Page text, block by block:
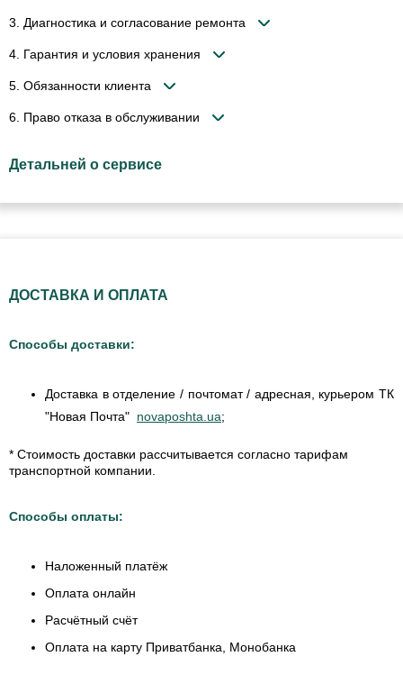
3. Диагностика и согласование ремонта
4. Гарантия и условия хранения
5. Обязанности клиента
6. Право отказа в обслуживании
Детальней о сервисе
ДОСТАВКА И ОПЛАТА
Способы доставки:
Доставка в отделение / почтомат / адресная, курьером ТК
"Новая Почта" novaposhta.ua;
* Стоимость доставки рассчитывается согласно тарифам
транспортной компании.
Способы оплаты:
Наложенный платёж
Оплата онлайн
Расчётный счёт
Оплата на карту Приватбанка, Монобанка